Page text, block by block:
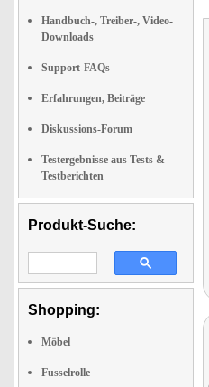
Handbuch-, Treiber-, Video-
Downloads
Support-FAQs
Erfahrungen, Beiträge
Diskussions-Forum
Testergebnisse aus Tests &
Testberichten
Produkt-Suche:
Shopping:
Möbel
Fusselrolle